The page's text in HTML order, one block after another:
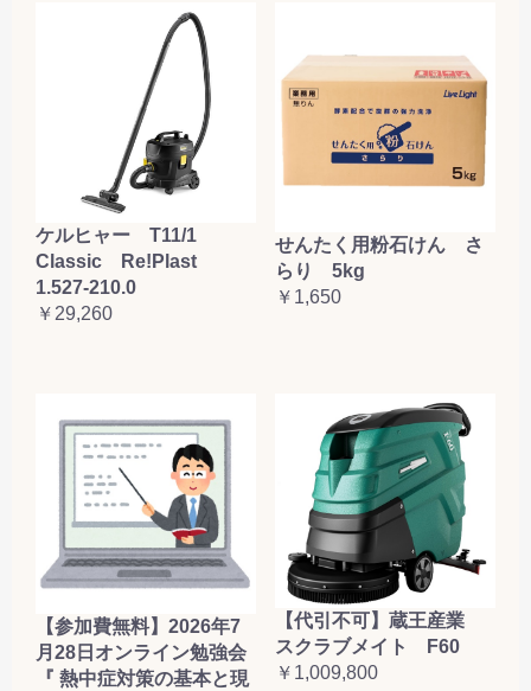
ケルヒャー T11/1
Classic Re!Plast
1.527-210.0
￥29,260
せんたく用粉石けん さ
らり 5kg
￥1,650
【参加費無料】2026年7
月28日オンライン勉強会
『 熱中症対策の基本と現
【代引不可】蔵王産業
スクラブメイト F60
￥1,009,800